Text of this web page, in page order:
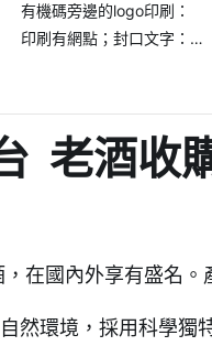
要點（2013年10月
起）
有機碼旁邊的logo印刷：
印刷有網點；封口文字：
老酒收
在國內外享有盛名
然環境，採用科學獨